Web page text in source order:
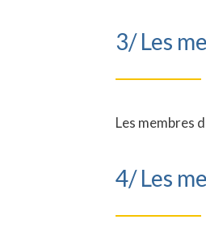
3/ Les
Les membres
4/ Les